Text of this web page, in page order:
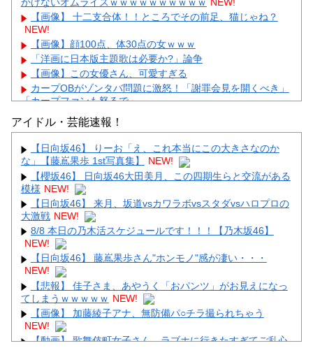
かけないオムライスｗｗｗｗｗｗｗｗｗｗ NEW!
【画像】 十二支合体！！ところでその前足、猫じゃね？
NEW!
【画像】顔100点、体30点の女ｗｗｗ
「洋画に日本版主題歌は必要か?」論争
【画像】この女優さん、可愛すぎる
カープOBがゾンタバ問題に激怒！「謝罪会見を開くべき」
「カープファンも怒るで」
【画像】顔100点、体30点の女ｗｗｗ
Powered by livedoor 相互RSS
アイドル・芸能速報！
【日向坂46】 りーお「え、これ本当にこの大きさなのか
な」【藤嶌果歩 1st写真集】
NEW!
【櫻坂46】 日向坂46大田美月、この四期生らと交流がある
模様 NEW!
【日向坂46】 来月、坂道vsカワラボvsスタダvsハロプロの
大激戦 NEW!
8/8 本日の乃木活スケジュールです！！！【乃木坂46】
NEW!
【日向坂46】 藤嶌果歩さん"ホンモノ"感が凄い・・・
NEW!
【悲報】 佳子さま、あやうく「おパンツ」がお見えになっ
てしまうｗｗｗｗｗ NEW!
【画像】 加藤綾子アナ、無防備パ○チラ撮られちゃう
NEW!
【動画】 歌舞伎町女子さん、ラブホに行きたすぎてご乱心